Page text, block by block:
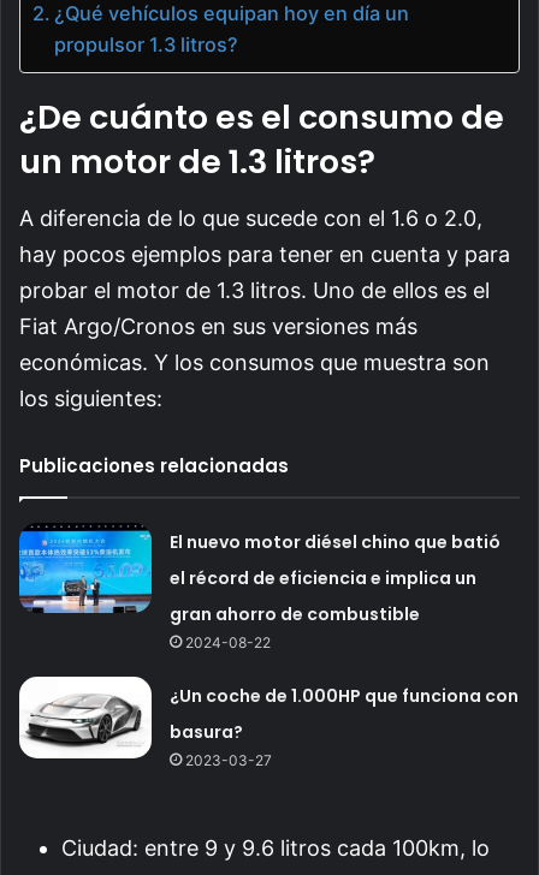
¿Qué vehículos equipan hoy en día un
propulsor 1.3 litros?
¿De cuánto es el consumo de
un motor de 1.3 litros?
A diferencia de lo que sucede con el 1.6 o 2.0,
hay pocos ejemplos para tener en cuenta y para
probar el motor de 1.3 litros. Uno de ellos es el
Fiat Argo/Cronos en sus versiones más
económicas. Y los consumos que muestra son
los siguientes:
Publicaciones relacionadas
El nuevo motor diésel chino que batió
el récord de eficiencia e implica un
gran ahorro de combustible
2024-08-22
¿Un coche de 1.000HP que funciona con
basura?
2023-03-27
Ciudad: entre 9 y 9.6 litros cada 100km, lo